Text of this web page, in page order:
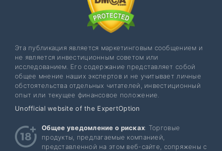
Эта публикация является маркетинговым сообщением и
не является инвестиционным советом или
исследованием. Его содержание представляет собой
общее мнение наших экспертов и не учитывает личные
обстоятельства отдельных читателей, инвестиционный
опыт или текущее финансовое положение.
Unofficial website of the ExpertOption
Общее уведомление о рисках: Торговые
продукты, предлагаемые компанией,
представленной на этом веб-сайте, сопряжены с